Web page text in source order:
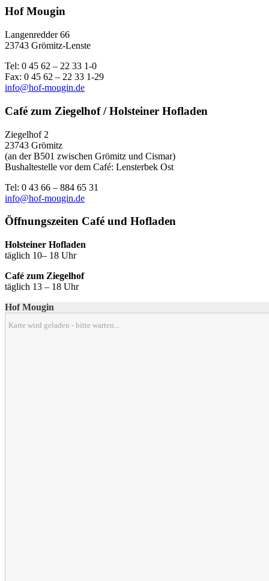
Hof Mougin
Langenredder 66
23743 Grömitz-Lenste
Tel: 0 45 62 – 22 33 1-0
Fax: 0 45 62 – 22 33 1-29
info@hof-mougin.de
Café zum Ziegelhof / Holsteiner Hofladen
Ziegelhof 2
23743 Grömitz
(an der B501 zwischen Grömitz und Cismar)
Bushaltestelle vor dem Café: Lensterbek Ost
Tel: 0 43 66 – 884 65 31
info@hof-mougin.de
Öffnungszeiten Café und Hofladen
Holsteiner Hofladen
täglich 10– 18 Uhr
Café zum Ziegelhof
täglich 13 – 18 Uhr
Hof Mougin
Karte wird geladen - bitte warten...